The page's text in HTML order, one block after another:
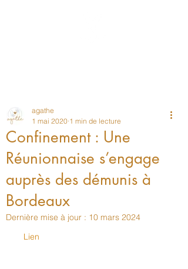
Confinement : Une
Réunionnaise s’engage
auprès des démunis à
Bordeaux
agathe
1 mai 2020 1 min de lecture
Dernière mise à jour : 10 mars 2024
Lien